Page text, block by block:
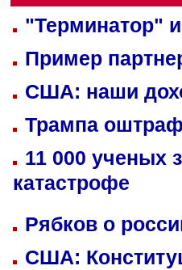
"Терминатор"
Пример
США: наши
Трампа
11 000 ученых
катастрофе
Рябков о
США: